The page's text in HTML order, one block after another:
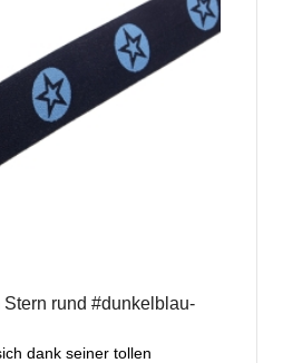
rund #dunkelblau-
dank seiner tollen